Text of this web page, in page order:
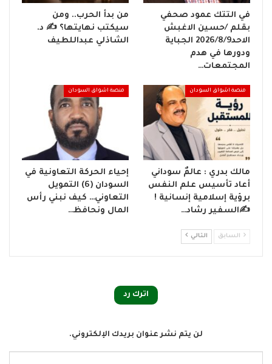
في التتك عمود صحفي
بقلم /حسين الاغبش
الاحد2026/8/9 الجباية
ودورها في هدم
المجتمعات…
من بدأ الحرب.. ومن
سيكتب نهايتها؟ ✍️ د.
الشاذلي عبداللطيف
منصة اشواق السودان
مالك بدري : عالمٌ سوداني
أعاد تأسيس علم النفس
برؤية إسلامية إنسانية !
✍️السفير رشاد…
منصة اشواق السودان
إحياء الحركة التعاونية في
السودان (6) التمويل
التعاوني… كيف نبني رأس
المال ونحافظ…
السابق التالي
اترك رد
لن يتم نشر عنوان بريدك الإلكتروني.